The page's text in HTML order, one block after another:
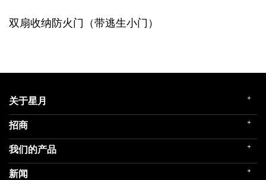
双扇收纳防火门（带逃生小门）
关于星月 +
企业简介
企业文化
荣誉殿堂
招商 +
门店展示
我们的产品 +
民用家装（零售）
新闻 +